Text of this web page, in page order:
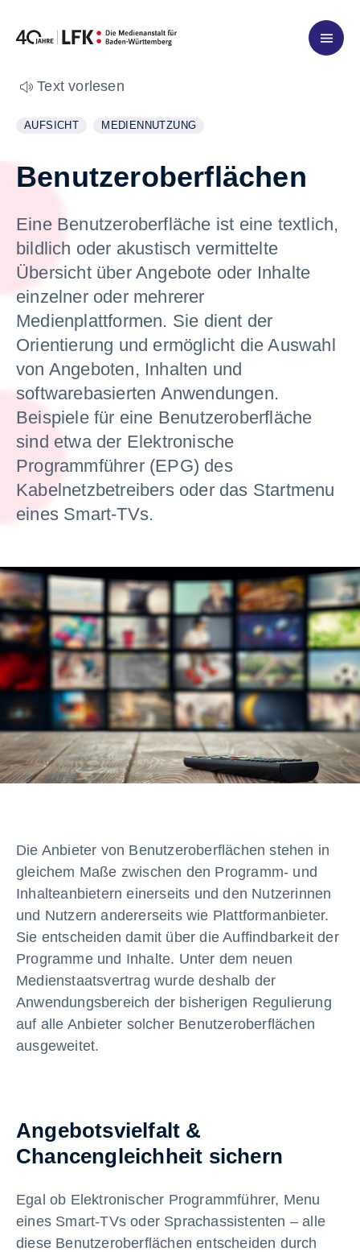
Zum Inhalt springen
Text vorlesen
WEITERE INFORMATIONEN ZUM THEMA
AUFSICHT
ANZEIGEN WEITERE INFORMATIONEN ZUM THEMA
MEDIENNUTZUNG
ANZEIGEN
Benutzeroberflächen
Eine Benutzeroberfläche ist eine textlich,
bildlich oder akustisch vermittelte
Übersicht über Angebote oder Inhalte
einzelner oder mehrerer
Medienplattformen. Sie dient der
Orientierung und ermöglicht die Auswahl
von Angeboten, Inhalten und
softwarebasierten Anwendungen.
Beispiele für eine Benutzeroberfläche
sind etwa der Elektronische
Programmführer (EPG) des
Kabelnetzbetreibers oder das Startmenu
eines Smart-TVs.
Die Anbieter von Benutzeroberflächen stehen in
gleichem Maße zwischen den Programm- und
Inhalteanbietern einerseits und den Nutzerinnen
und Nutzern andererseits wie Plattformanbieter.
Sie entscheiden damit über die Auffindbarkeit der
Programme und Inhalte. Unter dem neuen
Medienstaatsvertrag wurde deshalb der
Anwendungsbereich der bisherigen Regulierung
auf alle Anbieter solcher Benutzeroberflächen
ausgeweitet.
Angebotsvielfalt &
Chancengleichheit sichern
Egal ob Elektronischer Programmführer, Menu
eines Smart-TVs oder Sprachassistenten – alle
diese Benutzeroberflächen entscheiden durch